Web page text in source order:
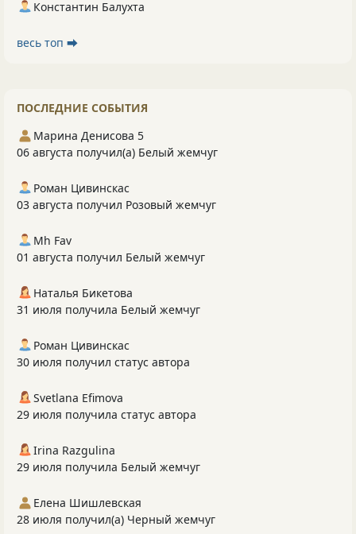
Константин Балухта
весь топ ⮕
ПОСЛЕДНИЕ СОБЫТИЯ
Марина Денисова 5
06 августа получил(а) Белый жемчуг
Роман Цивинскас
03 августа получил Розовый жемчуг
Mh Fav
01 августа получил Белый жемчуг
Наталья Бикетова
31 июля получила Белый жемчуг
Роман Цивинскас
30 июля получил статус автора
Svetlana Efimova
29 июля получила статус автора
Irina Razgulina
29 июля получила Белый жемчуг
Елена Шишлевская
28 июля получил(а) Черный жемчуг